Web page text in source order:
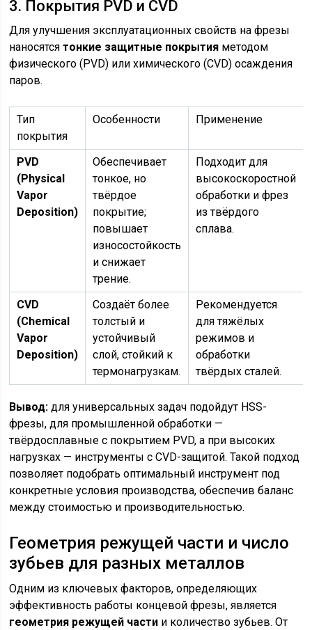
3. Покрытия PVD и CVD
Для улучшения эксплуатационных свойств на фрезы
наносятсятонкие защитные покрытия методом
физического (PVD) или химического (CVD) осаждения
паров.
Тип
покрытия
Особенности Применение
PVD
(Physical
Vapor
Deposition)
Обеспечивает
тонкое, но
твёрдое
покрытие;
повышает
износостойкость
и снижает
трение.
Подходит для
высокоскоростной
обработки и фрез
из твёрдого
сплава.
CVD
(Chemical
Vapor
Deposition)
Создаёт более
толстый и
устойчивый
слой, стойкий к
термонагрузкам.
Рекомендуется
для тяжёлых
режимов и
обработки
твёрдых сталей.
Вывод: для универсальных задач подойдут HSS-
фрезы, для промышленной обработки —
твёрдосплавные с покрытием PVD, а при высоких
нагрузках — инструменты с CVD-защитой. Такой подход
позволяет подобрать оптимальный инструмент под
конкретные условия производства, обеспечив баланс
между стоимостью и производительностью.
Геометрия режущей части и число
зубьев для разных металлов
Одним из ключевых факторов, определяющих
эффективность работы концевой фрезы, является
геометрия режущей части и количество зубьев. От